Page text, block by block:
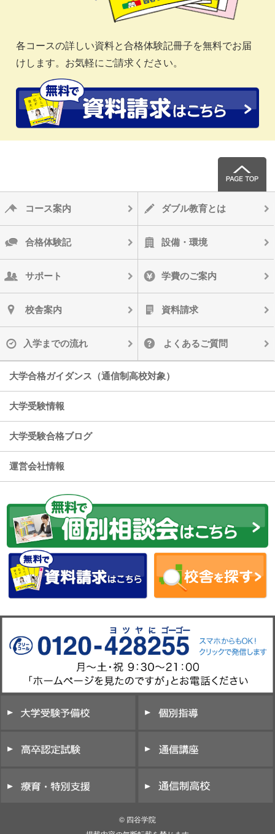
各コースの詳しい資料と合格体験記冊子を無料でお届
けします。お気軽にご請求ください。
コース案内 ダブル教育とは
合格体験記 設備・環境
サポート 学費のご案内
校舎案内 資料請求
入学までの流れ よくあるご質問
大学合格ガイダンス（通信制高校対象）
大学受験情報
大学受験合格ブログ
運営会社情報
© 四谷学院